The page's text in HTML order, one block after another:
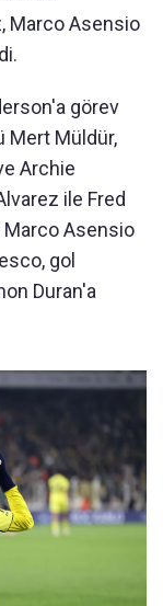
Marco Asensio
görev
Mert Müldür,
Archie
ile Fred
Marco Asensio
gol
Duran'a